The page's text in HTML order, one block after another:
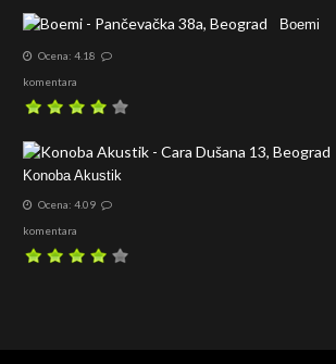
Boemi
Ocena: 4.18
komentara
Konoba Akustik
Ocena: 4.09
komentara